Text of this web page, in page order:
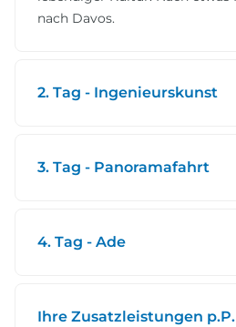
nach Davos.
2. Tag - Ingenieurskunst
3. Tag - Panoramafahrt
4. Tag - Ade
Ihre Zusatzleistungen p.P.